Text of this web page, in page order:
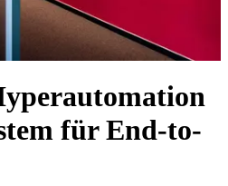
für End-to-